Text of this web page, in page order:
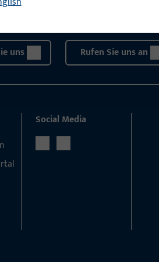
wünschen Sie persönliche Beratung?
uns Rufen Sie uns an
Social Media